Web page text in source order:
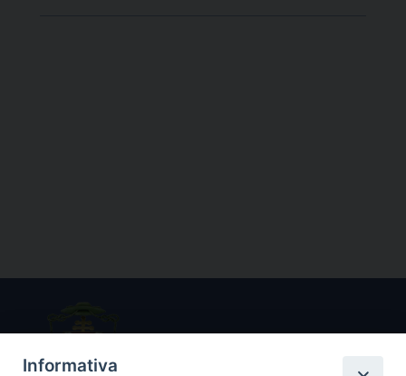
Informativa